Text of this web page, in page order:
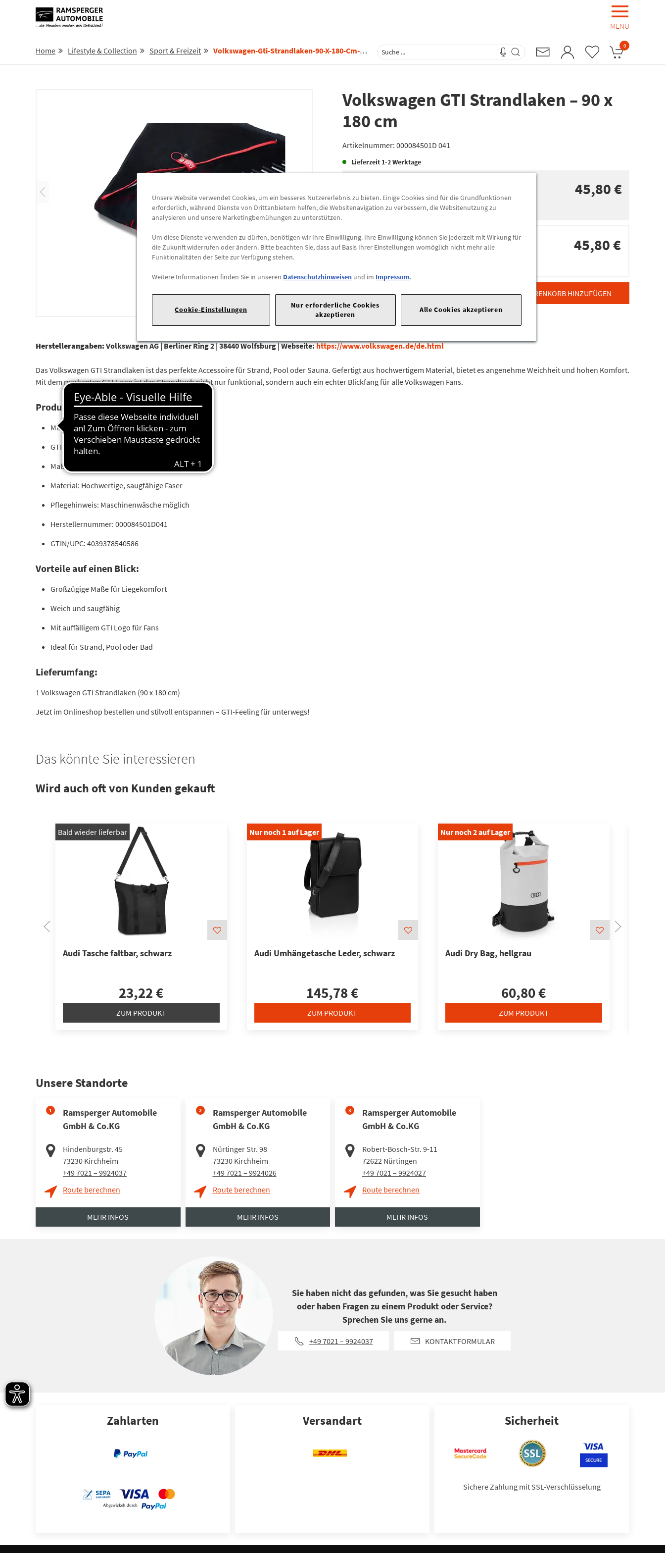
MENÜ
Home Lifestyle & Collection Sport & Freizeit Volkswagen-Gti-Strandlaken-90-X-180-Cm-000084501d-041 0
Volkswagen GTI Strandlaken – 90 x
180 cm
Artikelnummer: 000084501D 041
Lieferzeit 1-2 Werktage
Preis inkl.19%MwSt.
zzgl.5,49 €Versandkosten
45,80 €
Abholung
19% 45,80 €
- +
Max. Bestellmenge:
ZUM WARENKORB HINZUFÜGEN
Herstellerangaben: Volkswagen AG |Berliner Ring 2 |38440 Wolfsburg |Webseite:https://www.volkswagen.de/de.html
Das Volkswagen GTI Strandlaken ist das perfekte Accessoire für Strand, Pool oder Sauna. Gefertigt aus hochwertigem Material, bietet es angenehme Weichheit und hohen Komfort.
Mit dem markanten GTI-Logo ist das Strandtuch nicht nur funktional, sondern auch ein echter Blickfang für alle Volkswagen Fans.
Produktdetails:
Marke: Volkswagen
GTI Kollektion
Maße: 90 x 180 cm (Breite x Länge)
Material: Hochwertige, saugfähige Faser
Pflegehinweis: Maschinenwäsche möglich
Herstellernummer: 000084501D041
GTIN/UPC: 4039378540586
Vorteile auf einen Blick:
Großzügige Maße für Liegekomfort
Weich und saugfähig
Mit auffälligem GTI Logo für Fans
Ideal für Strand, Pool oder Bad
Lieferumfang:
1 Volkswagen GTI Strandlaken (90 x 180 cm)
Jetzt im Onlineshop bestellen und stilvoll entspannen – GTI-Feeling für unterwegs!
Das könnte Sie interessieren
Wird auch oft von Kunden gekauft
Bald wieder lieferbar
Audi Tasche faltbar, schwarz
23,22 €
ZUM PRODUKT
Nur noch 1auf Lager
Audi Umhängetasche Leder, schwarz
145,78 €
ZUM PRODUKT
Nur noch2auf Lager
Audi Dry Bag, hellgrau
60,80 €
ZUM PRODUKT
Unsere Standorte
1
Ramsperger Automobile
GmbH & Co.KG
Hindenburgstr. 45
73230 Kirchheim
+49 7021 – 9924037
Route berechnen
MEHR INFOS
2
Ramsperger Automobile
GmbH & Co.KG
Nürtinger Str. 98
73230 Kirchheim
+49 7021 – 9924026
Route berechnen
MEHR INFOS
3
Ramsperger Automobile
GmbH & Co.KG
Robert-Bosch-Str. 9-11
72622 Nürtingen
+49 7021 – 9924027
Route berechnen
MEHR INFOS
Sie haben nicht das gefunden, was Sie gesucht haben
oder haben Fragen zu einem Produkt oder Service?
Sprechen Sie uns gerne an.
+49 7021 – 9924037 KONTAKTFORMULAR
Zahlarten Versandart Sicherheit
Sichere Zahlung mit SSL-Verschlüsselung
Unsere Website verwendet Cookies, um ein besseres Nutzererlebnis zu bieten. Einige Cookies sind für die Grundfunktionen
erforderlich, während Dienste von Drittanbietern helfen, die Websitenavigation zu verbessern, die Websitenutzung zu
analysieren und unsere Marketingbemühungen zu unterstützen.
Um diese Dienste verwenden zu dürfen, benötigen wir Ihre Einwilligung. Ihre Einwilligung können Sie jederzeit mit Wirkung für
die Zukunft widerrufen oder ändern. Bitte beachten Sie, dass auf Basis Ihrer Einstellungen womöglich nicht mehr alle
Funktionalitäten der Seite zur Verfügung stehen.
Weitere Informationen finden Sie in unseren Datenschutzhinweisen und im Impressum.
Cookie-Einstellungen
Nur erforderliche Cookies
akzeptieren
Alle Cookies akzeptieren